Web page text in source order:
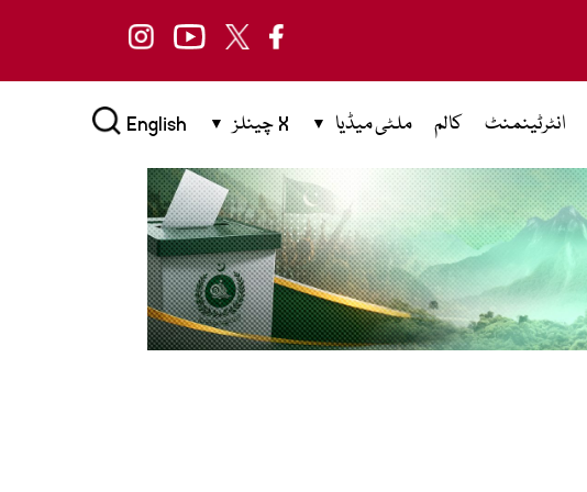
انٹرٹینمنٹ کالم ملٹی میڈیا X چینلز English